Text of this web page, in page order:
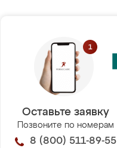
Оставьте заявку
Позвоните по номерам
8 (800) 511-89-55